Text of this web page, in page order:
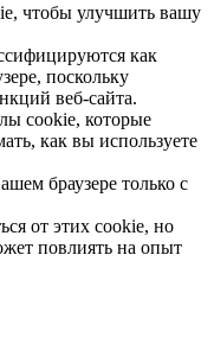
чтобы улучшить вашу
как
поскольку
веб-сайта.
cookie, которые
как вы используете
браузере только с
от этих cookie, но
повлиять на опыт